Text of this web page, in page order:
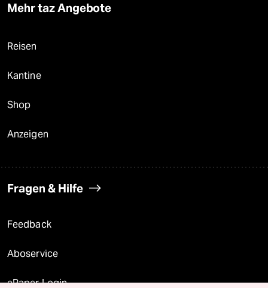
Mehr taz Angebote
Reisen
Kantine
Shop
Anzeigen
Fragen & Hilfe
Feedback
Aboservice
ePaper Login